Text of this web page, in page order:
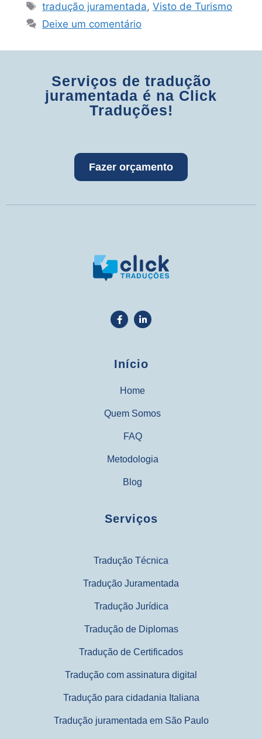
tradução juramentada,Visto de Turismo
Deixe um comentário
Serviços de tradução
juramentada é na Click
Traduções!
Fazer orçamento
Início
Home
Quem Somos
FAQ
Metodologia
Blog
Serviços
Tradução Técnica
Tradução Juramentada
Tradução Jurídica
Tradução de Diplomas
Tradução de Certificados
Tradução com assinatura digital
Tradução para cidadania Italiana
Tradução juramentada em São Paulo